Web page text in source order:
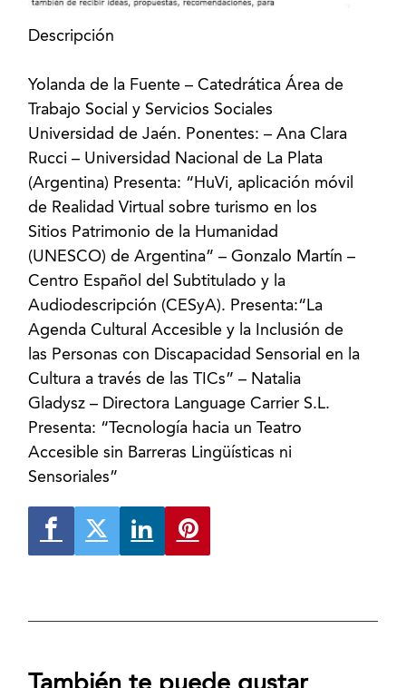
Descripción
Yolanda de la Fuente – Catedrática Área de
Trabajo Social y Servicios Sociales
Universidad de Jaén. Ponentes: – Ana Clara
Rucci – Universidad Nacional de La Plata
(Argentina) Presenta: “HuVi, aplicación móvil
de Realidad Virtual sobre turismo en los
Sitios Patrimonio de la Humanidad
(UNESCO) de Argentina” – Gonzalo Martín –
Centro Español del Subtitulado y la
Audiodescripción (CESyA). Presenta:“La
Agenda Cultural Accesible y la Inclusión de
las Personas con Discapacidad Sensorial en la
Cultura a través de las TICs” – Natalia
Gladysz – Directora Language Carrier S.L.
Presenta: “Tecnología hacia un Teatro
Accesible sin Barreras Lingüísticas ni
Sensoriales”